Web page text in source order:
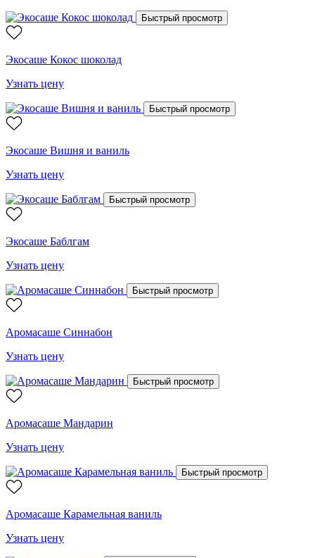
Быстрый просмотр
Экосаше Кокос шоколад
Узнать цену
Быстрый просмотр
Экосаше Вишня и ваниль
Узнать цену
Быстрый просмотр
Экосаше Баблгам
Узнать цену
Быстрый просмотр
Аромасаше Синнабон
Узнать цену
Быстрый просмотр
Аромасаше Мандарин
Узнать цену
Быстрый просмотр
Аромасаше Карамельная ваниль
Узнать цену